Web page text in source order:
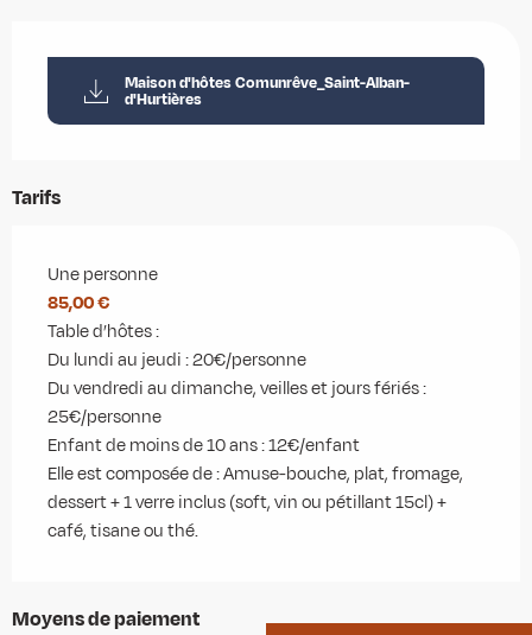
Maison d'hôtes Comunrêve_Saint-Alban-
d'Hurtières
Tarifs
Tarifs 2026
Une personne
85,00 €
Table d’hôtes :
Du lundi au jeudi : 20€/personne
Du vendredi au dimanche, veilles et jours fériés :
25€/personne
Enfant de moins de 10 ans : 12€/enfant
Elle est composée de : Amuse-bouche, plat, fromage,
dessert + 1 verre inclus (soft, vin ou pétillant 15cl) +
café, tisane ou thé.
Moyens de paiement